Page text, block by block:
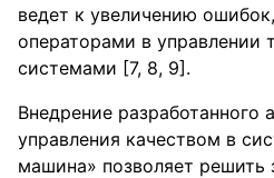
ведет к увеличению
операторами в управлении
системами [7, 8, 9].
Внедрение разработанного
управления качеством в
машина» позволяет решить